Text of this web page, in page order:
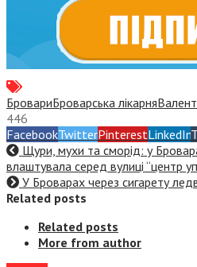
БровариБроварська лікарня
446
FacebookTwitterPinterestLinkedIn
Щури, мухи та сморід: у
влаштувала серед вулиці “центр
У Броварах через сигарету
Related posts
Related posts
More from author